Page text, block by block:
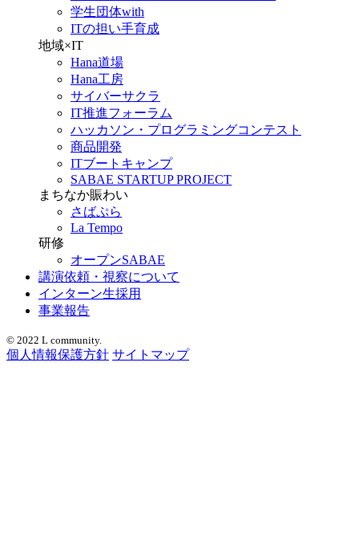
学生団体with
ITの担い手育成
地域×IT
Hana道場
Hana工房
サイバーサクラ
IT推進フォーラム
ハッカソン・プログラミングコンテスト
商品開発
ITブートキャンプ
SABAE STARTUP PROJECT
まちなか賑わい
さばぷら
La Tempo
研修
オープンSABAE
講演依頼・視察について
インターン生採用
事業報告
© 2022 L community.
個人情報保護方針 サイトマップ